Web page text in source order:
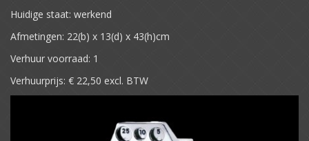
Huidige staat: werkend
Afmetingen: 22(b) x 13(d) x 43(h)cm
Verhuur voorraad: 1
Verhuurprijs: € 22,50 excl. BTW